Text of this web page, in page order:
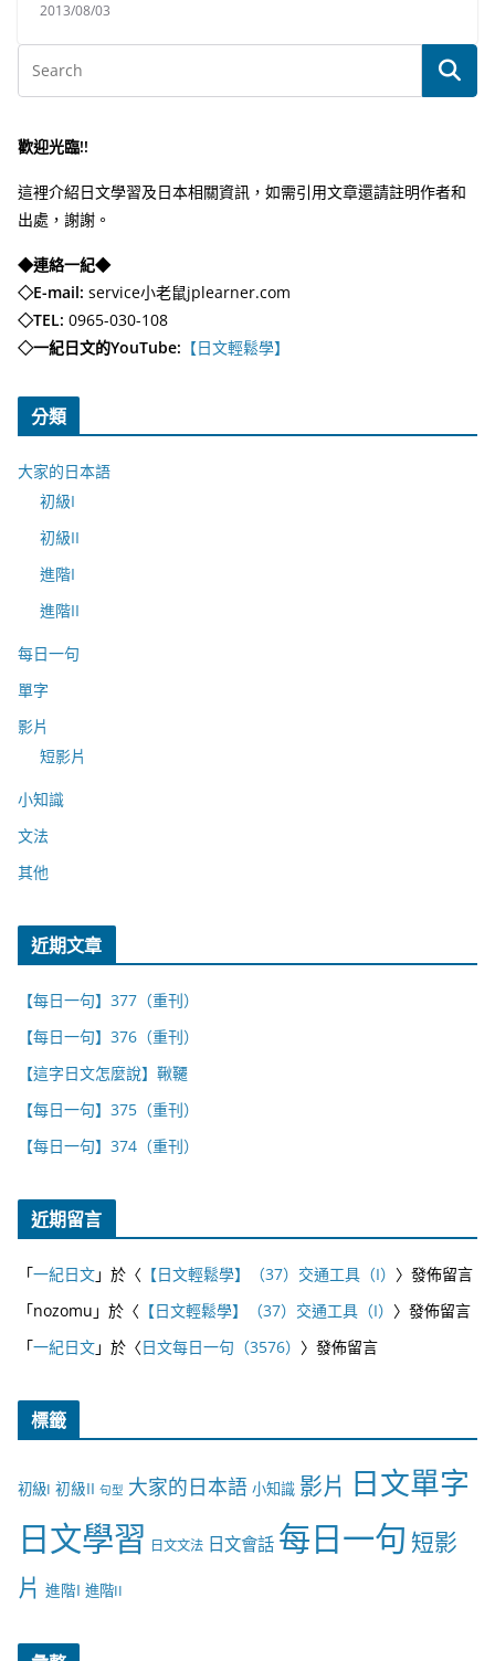
2013/08/03
歡迎光臨!!
這裡介紹日文學習及日本相關資訊，如需引用文章還請註明作者和
出處，謝謝。
◆連絡一紀◆
◇E-mail: service小老鼠jplearner.com
◇TEL: 0965-030-108
◇一紀日文的YouTube: 【日文輕鬆學】
分類
大家的日本語
初級I
初級II
進階I
進階II
每日一句
單字
影片
短影片
小知識
文法
其他
近期文章
【每日一句】377（重刊）
【每日一句】376（重刊）
【這字日文怎麼說】鞦韆
【每日一句】375（重刊）
【每日一句】374（重刊）
近期留言
「一紀日文」於〈 【日文輕鬆學】（37）交通工具（I） 〉發佈留言
「nozomu 」於〈 【日文輕鬆學】（37）交通工具（I） 〉發佈留言
「一紀日文」於〈日文每日一句（3576） 〉發佈留言
標籤
初級I 初級II 句型 大家的日本語 小知識 影片 日文單字
日文學習 日文文法 日文會話 每日一句 短影
片 進階I 進階II